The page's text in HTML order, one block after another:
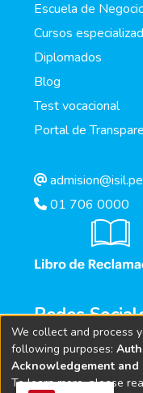
Escuela de
Cursos
Diplomados
Blog
Test vocacional
Portal de
admision@isil.pe
01 706 0000
Redes
We collect and process
following purposes:
Acknowledgement and
To learn more, please